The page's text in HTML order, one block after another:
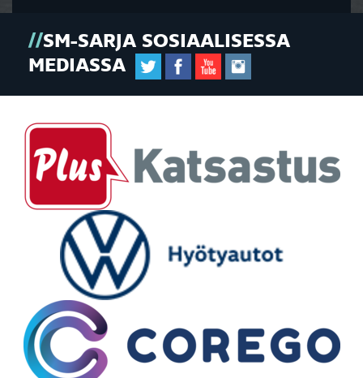
SM-SARJA SOSIAALISESSA
MEDIASSA